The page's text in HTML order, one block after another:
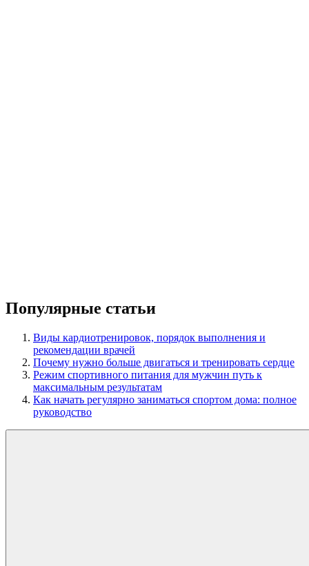
Популярные статьи
Виды кардиотренировок, порядок выполнения и
рекомендации врачей
Почему нужно больше двигаться и тренировать сердце
Режим спортивного питания для мужчин путь к
максимальным результатам
Как начать регулярно заниматься спортом дома: полное
руководство